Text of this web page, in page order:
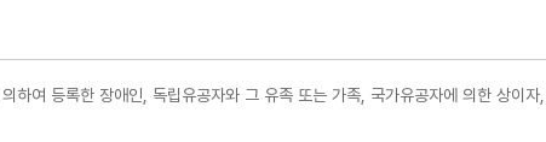
하여 등록한 장애인, 독립유공자와 그 유족 또는 가족, 국가유공자에 의한 상이자